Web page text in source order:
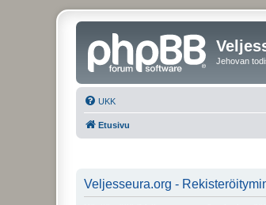
Jehovan
UKK
Etusivu
Veljesseura.org -